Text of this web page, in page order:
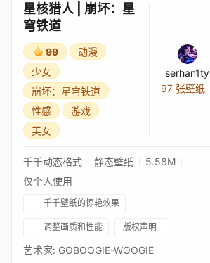
星核猎人 | 崩坏：星
穹铁道
99
动漫
少女
崩坏：星穹铁道
性感
游戏
美女
serhan1ty
97 张壁纸
千千动态格式 静态壁纸
5.58M
仅个人使用
千千壁纸的惊艳效果
调整画质和性能 版权声明
艺术家: GOBOOGIE-WOOGIE